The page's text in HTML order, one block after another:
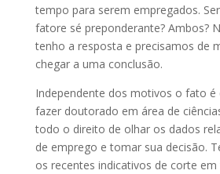
tempo para serem empregados.
fatore sé preponderante? Ambos?
tenho a resposta e precisamos de
chegar a uma conclusão.
Independente dos motivos o fato é
fazer doutorado em área de
todo o direito de olhar os dados
de emprego e tomar sua decisão.
os recentes indicativos de corte em